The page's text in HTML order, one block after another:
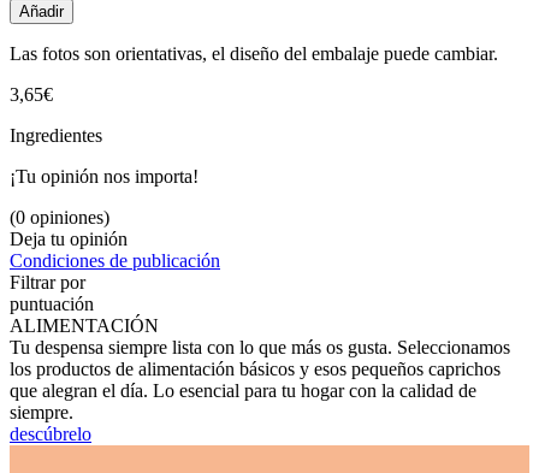
Añadir
Las fotos son orientativas, el diseño del embalaje puede cambiar.
3,65€
Ingredientes
¡Tu opinión nos importa!
(0 opiniones)
Deja tu opinión
Condiciones de publicación
Filtrar por
puntuación
ALIMENTACIÓN
Tu despensa siempre lista con lo que más os gusta. Seleccionamos
los productos de alimentación básicos y esos pequeños caprichos
que alegran el día. Lo esencial para tu hogar con la calidad de
siempre.
descúbrelo